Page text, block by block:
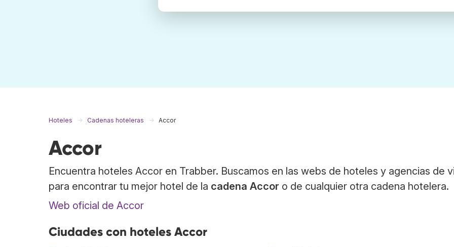
Hoteles Cadenas hoteleras Accor
Accor
Encuentra hoteles Accor en Trabber. Buscamos en las webs de hoteles y agencias de
para encontrar tu mejor hotel de la cadena Accor o de cualquier otra cadena hotelera.
Web oficial de Accor
Ciudades con hoteles Accor